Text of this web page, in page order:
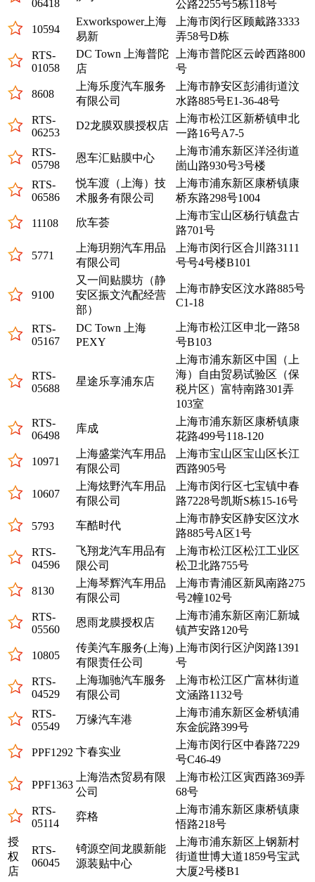
06418 公路2255号5栋118号
10594
Exworkspower上海
易新
上海市闵行区顾戴路3333
弄58号D栋
RTS-
01058
DC Town 上海普陀
店
上海市普陀区云岭西路800
号
8608
上海乐度汽车服务
有限公司
上海市静安区彭浦街道汶
水路885号E1-36-48号
RTS-
06253
D2龙膜双膜授权店
上海市松江区新桥镇申北
一路16号A7-5
RTS-
05798
恩车汇贴膜中心
上海市浦东新区洋泾街道
崮山路930号3号楼
RTS-
06586
悦车渡（上海）技
术服务有限公司
上海市浦东新区康桥镇康
桥东路298号1004
11108 欣车荟
上海市宝山区杨行镇盘古
路701号
5771
上海玥朔汽车用品
有限公司
上海市闵行区合川路3111
号号4号楼B101
9100
又一间贴膜坊（静
安区振文汽配经营
部）
上海市静安区汶水路885号
C1-18
RTS-
05167
DC Town 上海
PEXY
上海市松江区申北一路58
号B103
RTS-
05688
星途乐享浦东店
上海市浦东新区中国（上
海）自由贸易试验区（保
税片区）富特南路301弄
103室
RTS-
06498
库成
上海市浦东新区康桥镇康
花路499号118-120
10971
上海盛棠汽车用品
有限公司
上海市宝山区宝山区长江
西路905号
10607
上海炫野汽车用品
有限公司
上海市闵行区七宝镇中春
路7228号凯斯S栋15-16号
5793 车酷时代
上海市静安区静安区汶水
路885号A区1号
RTS-
04596
飞翔龙汽车用品有
限公司
上海市松江区松江工业区
松卫北路755号
8130
上海琴辉汽车用品
有限公司
上海市青浦区新凤南路275
号2幢102号
RTS-
05560
恩雨龙膜授权店
上海市浦东新区南汇新城
镇芦安路120号
10805
传美汽车服务(上海)
有限责任公司
上海市闵行区沪闵路1391
号
RTS-
04529
上海珈驰汽车服务
有限公司
上海市松江区广富林街道
文涵路1132号
RTS-
05549
万缘汽车港
上海市浦东新区金桥镇浦
东金皖路399号
PPF1292 卞春实业
上海市闵行区中春路7229
号C46-49
PPF1363
上海浩杰贸易有限
公司
上海市松江区寅西路369弄
68号
RTS-
05114
弈格
上海市浦东新区康桥镇康
悟路218号
授
权
店
RTS-
06045
锜源空间龙膜新能
源装贴中心
上海市浦东新区上钢新村
街道世博大道1859号宝武
大厦2号楼B1